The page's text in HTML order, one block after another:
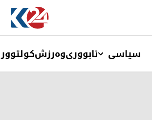
سیاسی ئابووریوەرزشکولتوور